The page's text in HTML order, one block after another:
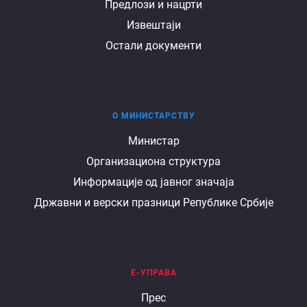
Предлози и нацрти
Извештаји
Остали документи
министарству
О МИНИСТАРСТВУ
Министар
Организациона структура
Информације од јавног значаја
Државни и верски празници Републике Србије
Е-УПРАВА
Прес